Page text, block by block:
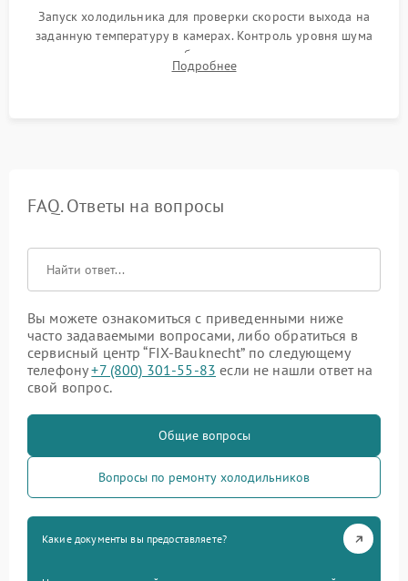
Запуск холодильника для проверки скорости выхода на
заданную температуру в камерах. Контроль уровня шума
компрессора, отсутствия обмерзания стенок и корректного
срабатывания системы автоматической оттайки.
Подробнее
FAQ. Ответы на вопросы
Вы можете ознакомиться с приведенными ниже
часто задаваемыми вопросами, либо обратиться в
сервисный центр “FIX-Bauknecht” по следующему
телефону+7 (800) 301-55-83 если не нашли ответ на
свой вопрос.
Общие вопросы
Вопросы по ремонту холодильников
Какие документы вы предоставляете?